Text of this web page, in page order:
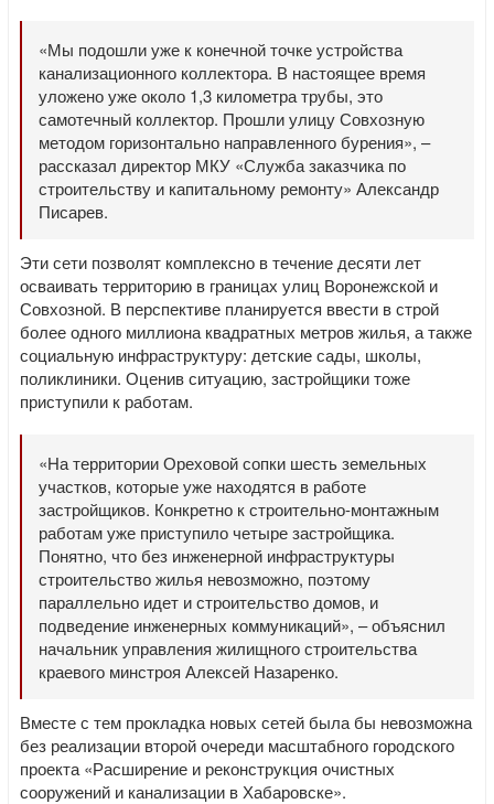
«Мы подошли уже к конечной точке устройства
канализационного коллектора. В настоящее время
уложено уже около 1,3 километра трубы, это
самотечный коллектор. Прошли улицу Совхозную
методом горизонтально направленного бурения», –
рассказал директор МКУ «Служба заказчика по
строительству и капитальному ремонту» Александр
Писарев.
Эти сети позволят комплексно в течение десяти лет
осваивать территорию в границах улиц Воронежской и
Совхозной. В перспективе планируется ввести в строй
более одного миллиона квадратных метров жилья, а также
социальную инфраструктуру: детские сады, школы,
поликлиники. Оценив ситуацию, застройщики тоже
приступили к работам.
«На территории Ореховой сопки шесть земельных
участков, которые уже находятся в работе
застройщиков. Конкретно к строительно-монтажным
работам уже приступило четыре застройщика.
Понятно, что без инженерной инфраструктуры
строительство жилья невозможно, поэтому
параллельно идет и строительство домов, и
подведение инженерных коммуникаций», – объяснил
начальник управления жилищного строительства
краевого минстроя Алексей Назаренко.
Вместе с тем прокладка новых сетей была бы невозможна
без реализации второй очереди масштабного городского
проекта «Расширение и реконструкция очистных
сооружений и канализации в Хабаровске».